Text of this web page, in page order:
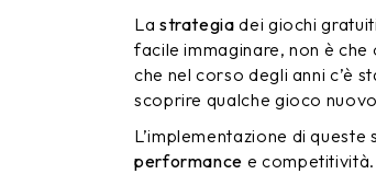
La strategia dei giochi
facile immaginare, non è
che nel corso degli anni c’è
scoprire qualche gioco
L’implementazione di queste
performance e